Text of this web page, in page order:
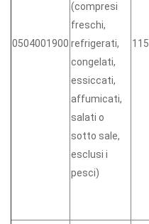
0504001900
(compresi
freschi,
refrigerati,
congelati,
essiccati,
affumicati,
salati o
sotto sale,
esclusi i
pesci)
115